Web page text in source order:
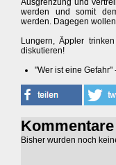
Ausgrenzung und
werden und somit
werden. Dagegen
Lungern, Äppler
diskutieren!
"Wer ist eine
Kommentare
Bisher wurden noch